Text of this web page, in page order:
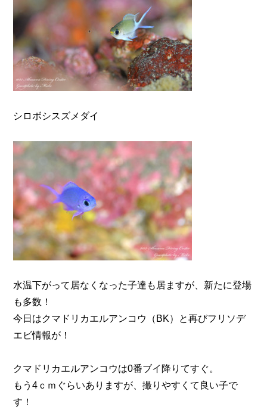
シロボシスズメダイ
水温下がって居なくなった子達も居ますが、新たに登場
も多数！
今日はクマドリカエルアンコウ（BK）と再びフリソデ
エビ情報が！
クマドリカエルアンコウは0番ブイ降りてすぐ。
もう4ｃｍぐらいありますが、撮りやすくて良い子で
す！